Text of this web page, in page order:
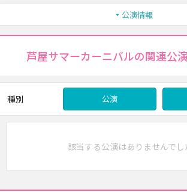
公演情報
芦屋サマーカーニバルの関連公
種別 公演
該当する公演はありませんでし